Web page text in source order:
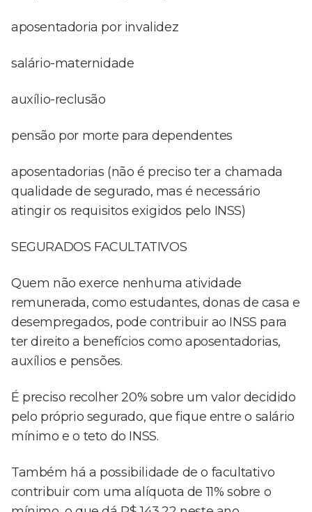
aposentadoria por invalidez
salário-maternidade
auxílio-reclusão
pensão por morte para dependentes
aposentadorias (não é preciso ter a chamada
qualidade de segurado, mas é necessário
atingir os requisitos exigidos pelo INSS)
SEGURADOS FACULTATIVOS
Quem não exerce nenhuma atividade
remunerada, como estudantes, donas de casa e
desempregados, pode contribuir ao INSS para
ter direito a benefícios como aposentadorias,
auxílios e pensões.
É preciso recolher 20% sobre um valor decidido
pelo próprio segurado, que fique entre o salário
mínimo e o teto do INSS.
Também há a possibilidade de o facultativo
contribuir com uma alíquota de 11% sobre o